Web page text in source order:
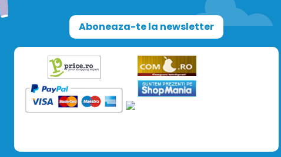
Aboneaza-te la newsletter